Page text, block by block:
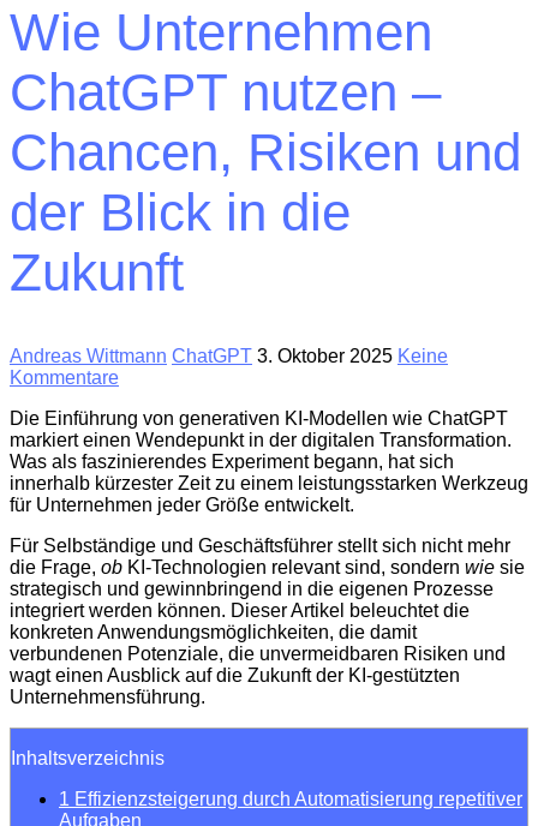
Wie Unternehmen
ChatGPT nutzen –
Chancen, Risiken und
der Blick in die
Zukunft
Andreas Wittmann ChatGPT 3. Oktober 2025 Keine
Kommentare
Die Einführung von generativen KI-Modellen wie ChatGPT
markiert einen Wendepunkt in der digitalen Transformation.
Was als faszinierendes Experiment begann, hat sich
innerhalb kürzester Zeit zu einem leistungsstarken Werkzeug
für Unternehmen jeder Größe entwickelt.
Für Selbständige und Geschäftsführer stellt sich nicht mehr
die Frage, ob KI-Technologien relevant sind, sondern wie sie
strategisch und gewinnbringend in die eigenen Prozesse
integriert werden können. Dieser Artikel beleuchtet die
konkreten Anwendungsmöglichkeiten, die damit
verbundenen Potenziale, die unvermeidbaren Risiken und
wagt einen Ausblick auf die Zukunft der KI-gestützten
Unternehmensführung.
Inhaltsverzeichnis
1 Effizienzsteigerung durch Automatisierung repetitiver
Aufgaben